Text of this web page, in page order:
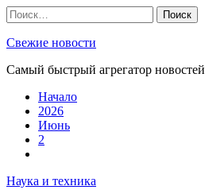
Skip
to
content
Найти:
Свежие новости
Самый быстрый агрегатор новостей
Начало
2026
Июнь
2
Наука и техника